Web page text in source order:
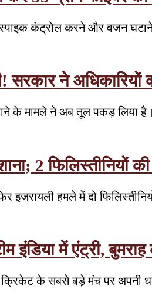
कंट्रोल करने और वजन
सरकार ने अधिकारियों
जाने के मामले ने अब तूल पकड़
2 फिलिस्तीनियों
इजरायली हमले में दो
इंडिया में एंट्री,
क्रिकेट के सबसे बड़े मंच पर अपनी